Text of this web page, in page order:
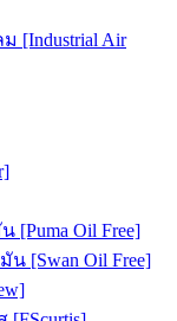
[Industrial Air
Oil Free]
[Swan Oil Free]